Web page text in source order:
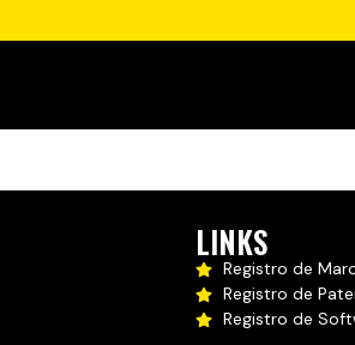
LINKS
Registro de
Registro de
Registro de